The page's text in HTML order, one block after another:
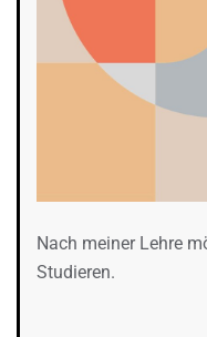
Nach meiner Lehre
Studieren.